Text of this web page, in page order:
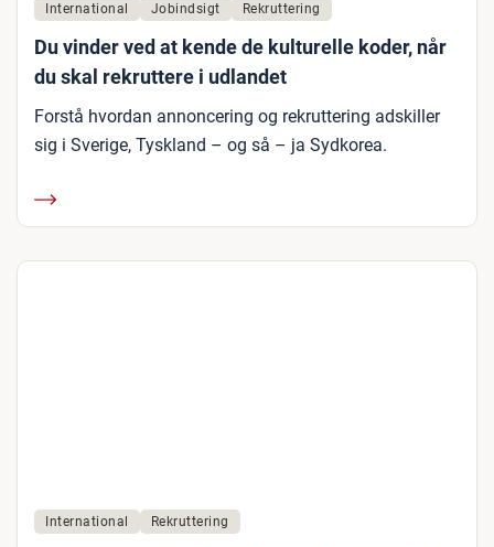
International Jobindsigt Rekruttering
Du vinder ved at kende de kulturelle koder, når
du skal rekruttere i udlandet
Forstå hvordan annoncering og rekruttering adskiller
sig i Sverige, Tyskland – og så – ja Sydkorea.
International Rekruttering